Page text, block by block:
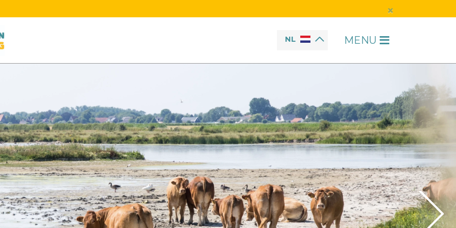
×
NL MENU H